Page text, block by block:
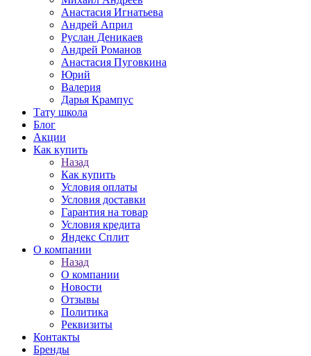
Анастасия Игнатьева
Андрей Април
Руслан Деникаев
Андрей Романов
Анастасия Пуговкина
Юрий
Валерия
Дарья Крампус
Тату школа
Блог
Акции
Как купить
Назад
Как купить
Условия оплаты
Условия доставки
Гарантия на товар
Условия кредита
Яндекс Сплит
О компании
Назад
О компании
Новости
Отзывы
Политика
Реквизиты
Контакты
Бренды